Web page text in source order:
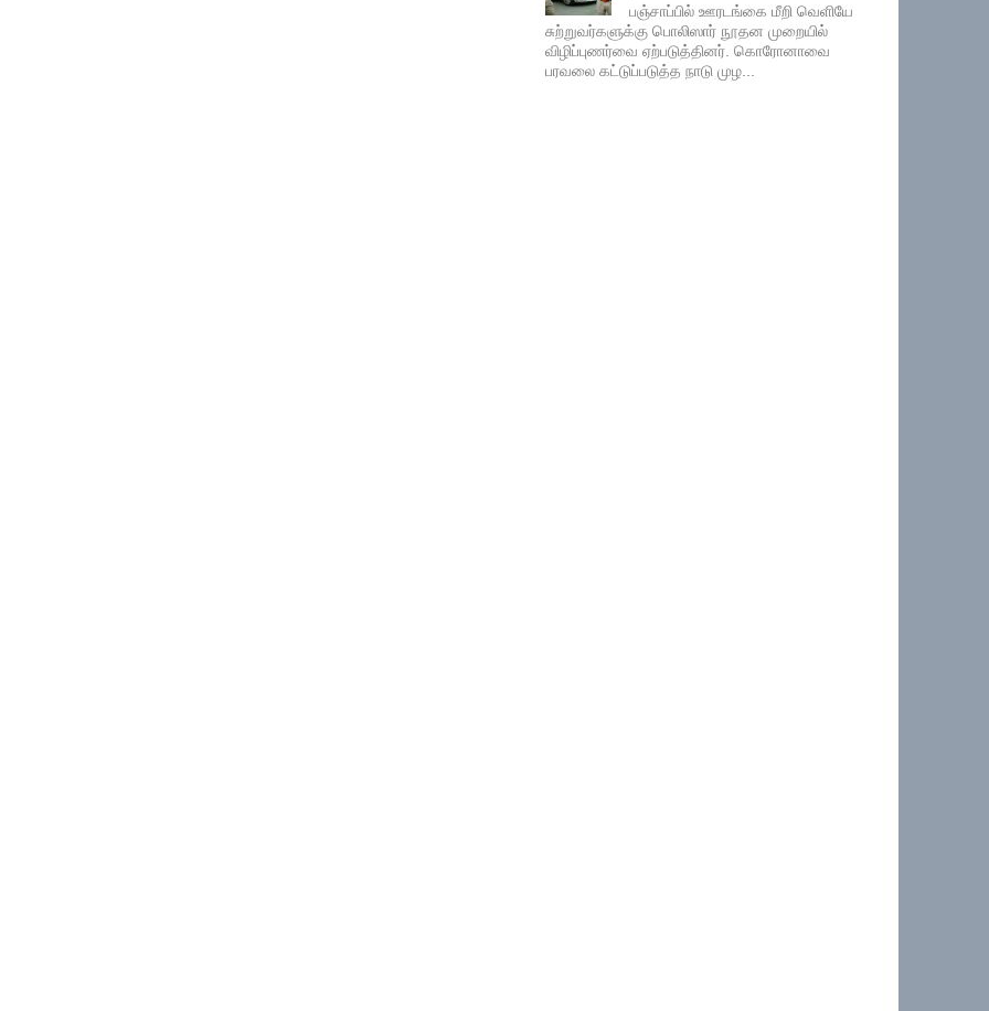
பஞ்சாப்பில் ஊரடங்கை மீறி வெளியே
சுற்றுவர்களுக்கு பொலிஸார் நூதன முறையில்
விழிப்புணர்வை ஏற்படுத்தினர். கொரோனாவை
பரவலை கட்டுப்படுத்த நாடு முழ...